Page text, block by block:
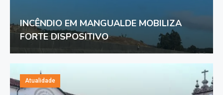
INCÊNDIO EM MANGUALDE MOBILIZA
FORTE DISPOSITIVO
Atualidade